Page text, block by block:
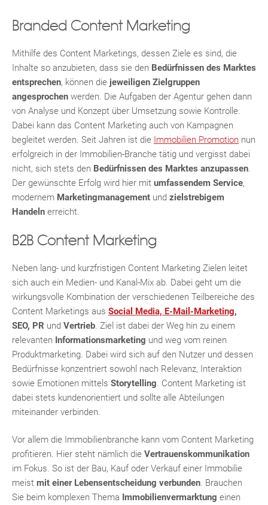
Branded Content Marketing
Mithilfe des Content Marketings, dessen Ziele es sind, die
Inhalte so anzubieten, dass sie den Bedürfnissen des Marktes
entsprechen, können die jeweiligen Zielgruppen
angesprochen werden. Die Aufgaben der Agentur gehen dann
von Analyse und Konzept über Umsetzung sowie Kontrolle.
Dabei kann das Content Marketing auch von Kampagnen
begleitet werden. Seit Jahren ist die Immobilien Promotion nun
erfolgreich in der Immobilien-Branche tätig und vergisst dabei
nicht, sich stets den Bedürfnissen des Marktes anzupassen.
Der gewünschte Erfolg wird hier mit umfassendem Service,
modernem Marketingmanagement und zielstrebigem
Handeln erreicht.
B2B Content Marketing
Neben lang- und kurzfristigen Content Marketing Zielen leitet
sich auch ein Medien- und Kanal-Mix ab. Dabei geht um die
wirkungsvolle Kombination der verschiedenen Teilbereiche des
Content Marketings aus Social Media, E-Mail-Marketing,
SEO, PR und Vertrieb. Ziel ist dabei der Weg hin zu einem
relevanten Informationsmarketing und weg vom reinen
Produktmarketing. Dabei wird sich auf den Nutzer und dessen
Bedürfnisse konzentriert sowohl nach Relevanz, Interaktion
sowie Emotionen mittels Storytelling. Content Marketing ist
dabei stets kundenorientiert und sollte alle Abteilungen
miteinander verbinden.
Vor allem die Immobilienbranche kann vom Content Marketing
profitieren. Hier steht nämlich die Vertrauenskommunikation
im Fokus. So ist der Bau, Kauf oder Verkauf einer Immobilie
meist mit einer Lebensentscheidung verbunden. Brauchen
Sie beim komplexen Thema Immobilienvermarktung einen